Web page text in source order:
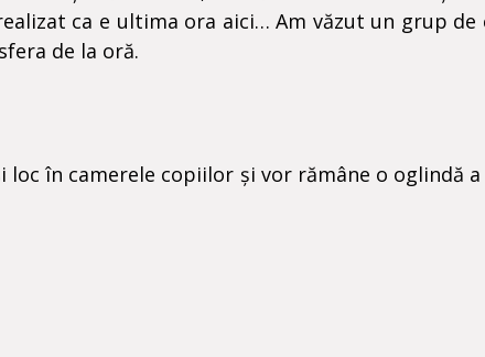
ca e ultima ora aici… Am văzut un grup de
de la oră.
în camerele copiilor și vor rămâne o oglindă a